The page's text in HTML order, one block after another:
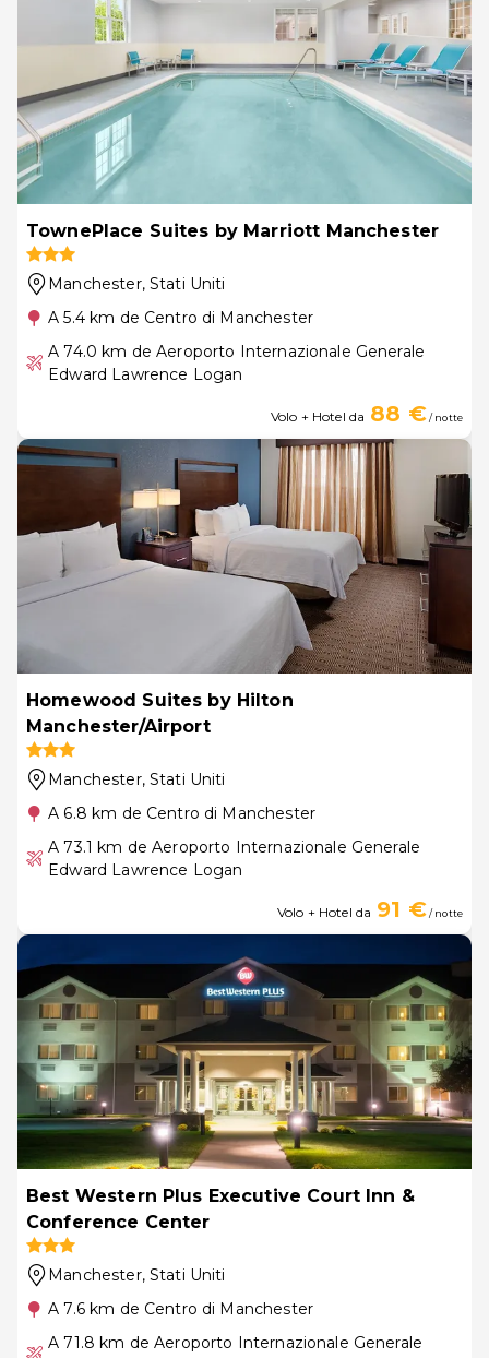
TownePlace Suites by Marriott Manchester
Manchester, Stati Uniti
A 5.4 km de Centro di Manchester
A 74.0 km de Aeroporto Internazionale Generale
Edward Lawrence Logan
Volo + Hotel da 88 €/ notte
Homewood Suites by Hilton
Manchester/Airport
Manchester, Stati Uniti
A 6.8 km de Centro di Manchester
A 73.1 km de Aeroporto Internazionale Generale
Edward Lawrence Logan
Volo + Hotel da 91 €/ notte
Best Western Plus Executive Court Inn &
Conference Center
Manchester, Stati Uniti
A 7.6 km de Centro di Manchester
A 71.8 km de Aeroporto Internazionale Generale